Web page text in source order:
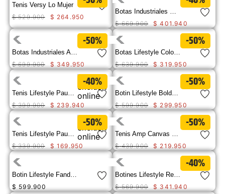
Tenis Versy Lo Mujer
$ 529.900 $ 264 .950
$ 669.900 $ 401 .940
-50%
Botas Industriales Abbey St Para Mujer
$ 699.900 $ 349 .950
-50%
$ 639.900 $ 319.950
-40%
Tenis Lifestyle Pause Retro T-Toe Para Mujer
$ 399.900 $ 239 .940
-50%
$ 599.900 $ 299.950
-50%
Tenis Lifestyle Pause Retro T-Toe Ws Para Mujer
$ 339.900 $ 169 .950
-50%
$ 439.900 $ 219.950
Botin Lifestyle Fandom Mujer
$ 599.900
-40%
$ 569.900 $ 341 .940